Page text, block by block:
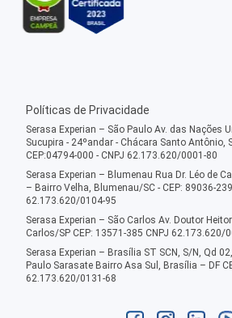
Políticas de Privacidade
Serasa Experian – São Paulo Av. das Nações
Sucupira - 24ºandar - Chácara Santo Antônio,
CEP:04794-000 - CNPJ 62.173.620/0001-80
Serasa Experian – Blumenau Rua Dr. Léo de
– Bairro Velha, Blumenau/SC - CEP: 89036-
62.173.620/0104-95
Serasa Experian – São Carlos Av. Doutor
Carlos/SP CEP: 13571-385 CNPJ 62.173.620/
Serasa Experian – Brasília ST SCN, S/N, Qd
Paulo Sarasate Bairro Asa Sul, Brasília – DF
62.173.620/0131-68